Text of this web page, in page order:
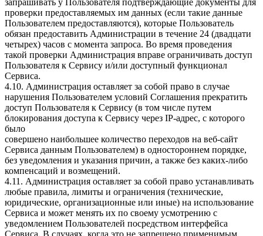
запрашивать у Пользователя подтверждающие документы для
проверки предоставляемых им данных (если такие данные
Пользователем предоставляются), которые Пользователь
обязан предоставить Администрации в течение 24 (двадцати
четырех) часов с момента запроса. Во время проведения
такой проверки Администрация вправе ограничивать доступ
Пользователя к Сервису и/или доступный функционал
Сервиса.
4.10. Администрация оставляет за собой право в случае
нарушения Пользователем условий Соглашения прекратить
доступ Пользователя к Сервису (в том числе путем
блокирования доступа к Сервису через IP-адрес, с которого
было
совершено наибольшее количество переходов на веб-сайт
Сервиса данным Пользователем) в одностороннем порядке,
без уведомления и указания причин, а также без каких-либо
компенсаций и возмещений.
4.11. Администрация оставляет за собой право устанавливать
любые правила, лимиты и ограничения (технические,
юридические, организационные или иные) на использование
Сервиса и может менять их по своему усмотрению с
уведомлением Пользователей посредством интерфейса
Сервиса. В случаях, когда это не запрещено применимым